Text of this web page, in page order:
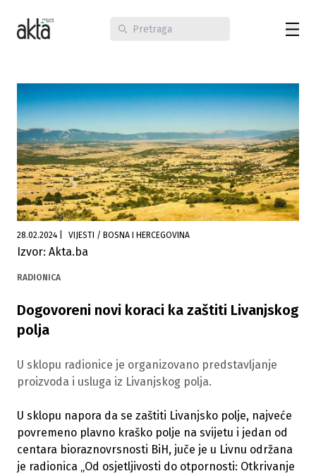
28.02.2024 VIJESTI / BOSNA I HERCEGOVINA
Izvor: Akta.ba
RADIONICA
Dogovoreni novi koraci ka zaštiti Livanjskog
polja
U sklopu radionice je organizovano predstavljanje
proizvoda i usluga iz Livanjskog polja.
U sklopu napora da se zaštiti Livanjsko polje, najveće
povremeno plavno kraško polje na svijetu i jedan od
centara bioraznovrsnosti BiH, juče je u Livnu održana
je radionica „Od osjetljivosti do otpornosti: Otkrivanje